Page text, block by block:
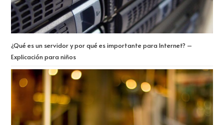
¿Qué es un servidor y por qué es importante para Internet? –
Explicación para niños